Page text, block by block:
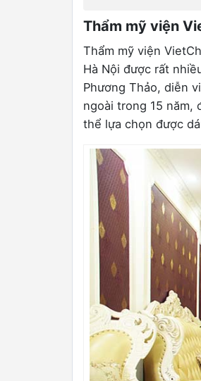
Thẩm mỹ viện
Thẩm mỹ viện
Hà Nội được rất
Phương Thảo, diễn
ngoài trong 15
thể lựa chọn được